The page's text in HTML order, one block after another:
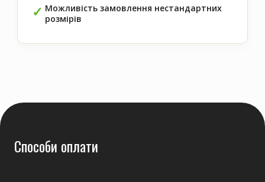
Можливість замовлення нестандартних
розмірів
Способи оплати